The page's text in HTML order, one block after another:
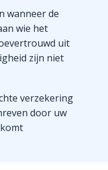
wanneer de
wie het
uit
zijn niet
verzekering
door uw